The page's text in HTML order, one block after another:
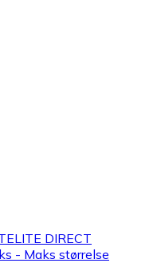
DIRECT
- Maks størrelse